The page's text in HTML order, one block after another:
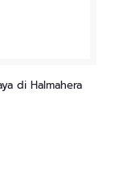
di Halmahera